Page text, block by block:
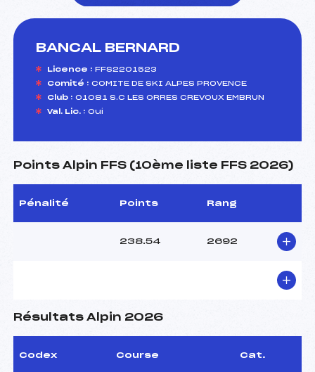
BANCAL BERNARD
Licence : FFS2201523
Comité : COMITE DE SKI ALPES PROVENCE
Club : 01081 S.C LES ORRES CREVOUX EMBRUN
Val. Lic. : Oui
Points Alpin FFS (10ème liste FFS 2026)
Pénalité Points Rang
238.54 2692
Résultats Alpin 2026
Codex Course Cat.